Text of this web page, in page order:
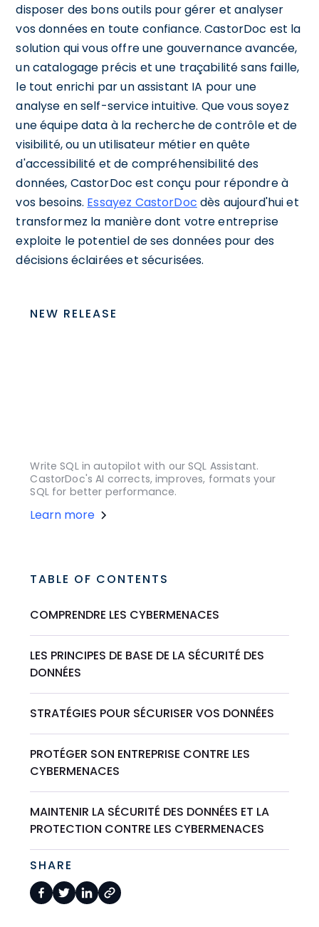
disposer des bons outils pour gérer et analyser
vos données en toute confiance. CastorDoc est la
solution qui vous offre une gouvernance avancée,
un catalogage précis et une traçabilité sans faille,
le tout enrichi par un assistant IA pour une
analyse en self-service intuitive. Que vous soyez
une équipe data à la recherche de contrôle et de
visibilité, ou un utilisateur métier en quête
d'accessibilité et de compréhensibilité des
données, CastorDoc est conçu pour répondre à
vos besoins. Essayez CastorDoc dès aujourd'hui et
transformez la manière dont votre entreprise
exploite le potentiel de ses données pour des
décisions éclairées et sécurisées.
NEW RELEASE
Write SQL in autopilot with our SQL Assistant.
CastorDoc's AI corrects, improves, formats your
SQL for better performance.
Learn more
TABLE OF CONTENTS
COMPRENDRE LES CYBERMENACES
LES PRINCIPES DE BASE DE LA SÉCURITÉ DES
DONNÉES
STRATÉGIES POUR SÉCURISER VOS DONNÉES
PROTÉGER SON ENTREPRISE CONTRE LES
CYBERMENACES
MAINTENIR LA SÉCURITÉ DES DONNÉES ET LA
PROTECTION CONTRE LES CYBERMENACES
SHARE